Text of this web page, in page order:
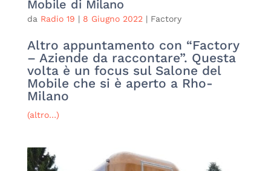
Mobile di Milano
da Radio 19 | 8 Giugno 2022| Factory
Altro appuntamento con “Factory
– Aziende da raccontare”. Questa
volta è un focus sul Salone del
Mobile che si è aperto a Rho-
Milano
(altro…)